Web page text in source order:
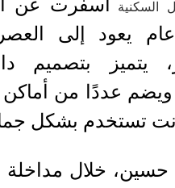
السكنية
أسفرت عن
يعود إلى
يتميز بتصميم
ويضم عددًا من أماكن
تستخدم بشكل
خلال مداخلة